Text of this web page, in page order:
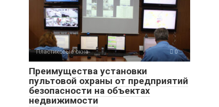
Пластиковые окна 0
Преимущества установки
пультовой охраны от предприятий
безопасности на объектах
недвижимости